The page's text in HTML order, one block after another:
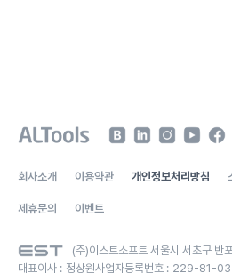
회사소개 이용약관 개인정보처리방침
제휴문의 이벤트
(주)이스트소프트 서울시 서초구
대표이사 : 정상원사업자등록번호 : 229-81-